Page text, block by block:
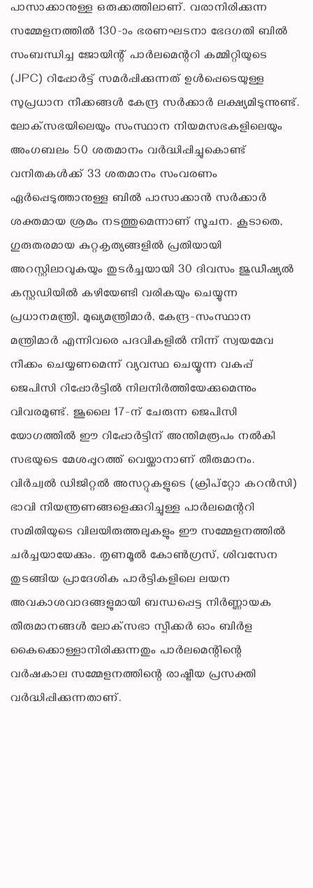
പാസാക്കാനുള്ള ഒരുക്കത്തിലാണ്. വരാനിരിക്കുന്ന
സമ്മേളനത്തിൽ 130-ാം ഭരണഘടനാ ഭേദഗതി ബിൽ
സംബന്ധിച്ച ജോയിന്റ് പാർലമെന്ററി കമ്മിറ്റിയുടെ
(JPC) റിപ്പോർട്ട് സമർപ്പിക്കുന്നത് ഉൾപ്പെടെയുള്ള
സുപ്രധാന നീക്കങ്ങൾ കേന്ദ്ര സർക്കാർ ലക്ഷ്യമിടുന്നുണ്ട്.
ലോക്‌സഭയിലെയും സംസ്ഥാന നിയമസഭകളിലെയും
അംഗബലം 50 ശതമാനം വർദ്ധിപ്പിച്ചുകൊണ്ട്
വനിതകൾക്ക് 33 ശതമാനം സംവരണം
ഏർപ്പെടുത്താനുള്ള ബിൽ പാസാക്കാൻ സർക്കാർ
ശക്തമായ ശ്രമം നടത്തുമെന്നാണ് സൂചന. കൂടാതെ,
ഗുരുതരമായ കുറ്റകൃത്യങ്ങളിൽ പ്രതിയായി
അറസ്റ്റിലാവുകയും തുടർച്ചയായി 30 ദിവസം ജുഡീഷ്യൽ
കസ്റ്റഡിയിൽ കഴിയേണ്ടി വരികയും ചെയ്യുന്ന
പ്രധാനമന്ത്രി, മുഖ്യമന്ത്രിമാർ, കേന്ദ്ര-സംസ്ഥാന
മന്ത്രിമാർ എന്നിവരെ പദവികളിൽ നിന്ന് സ്വയമേവ
നീക്കം ചെയ്യണമെന്ന് വ്യവസ്ഥ ചെയ്യുന്ന വകുപ്പ്
ജെപിസി റിപ്പോർട്ടിൽ നിലനിർത്തിയേക്കുമെന്നും
വിവരമുണ്ട്. ജൂലൈ 17-ന് ചേരുന്ന ജെപിസി
യോഗത്തിൽ ഈ റിപ്പോർട്ടിന് അന്തിമരൂപം നൽകി
സഭയുടെ മേശപ്പുറത്ത് വെയ്ക്കാനാണ് തീരുമാനം.
വിർച്വൽ ഡിജിറ്റൽ അസറ്റുകളുടെ (ക്രിപ്‌റ്റോ കറൻസി)
ഭാവി നിയന്ത്രണങ്ങളെക്കുറിച്ചുള്ള പാർലമെന്ററി
സമിതിയുടെ വിലയിരുത്തലുകളും ഈ സമ്മേളനത്തിൽ
ചർച്ചയായേക്കും. തൃണമൂൽ കോൺഗ്രസ്, ശിവസേന
തുടങ്ങിയ പ്രാദേശിക പാർട്ടികളിലെ ലയന
അവകാശവാദങ്ങളുമായി ബന്ധപ്പെട്ട നിർണ്ണായക
തീരുമാനങ്ങൾ ലോക്‌സഭാ സ്പീക്കർ ഓം ബിർള
കൈക്കൊള്ളാനിരിക്കുന്നതും പാർലമെന്റിന്റെ
വർഷകാല സമ്മേളനത്തിന്റെ രാഷ്ട്രീയ പ്രസക്തി
വർദ്ധിപ്പിക്കുന്നതാണ്.